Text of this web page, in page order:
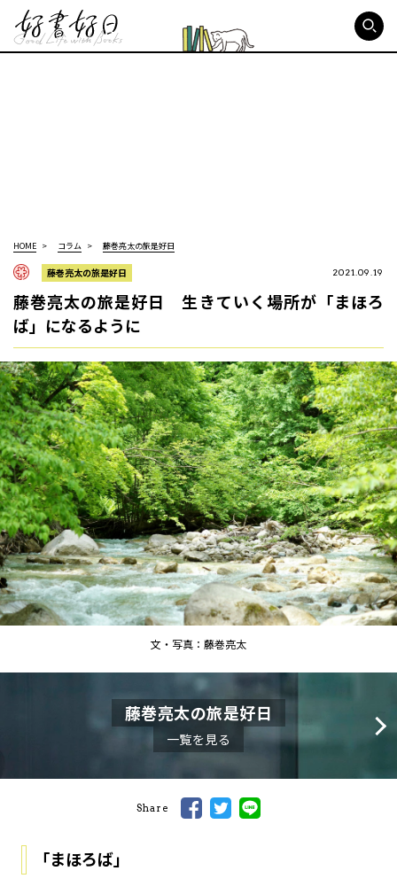
HOME コラム 藤巻亮太の旅是好日
藤巻亮太の旅是好日 2021.09.19
藤巻亮太の旅是好日 生きていく場所が「まほろ
ば」になるように
文・写真：藤巻亮太
藤巻亮太の旅是好日
一覧を見る
Share
「まほろば」